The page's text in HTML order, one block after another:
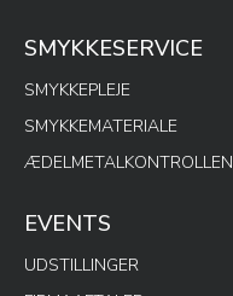
SMYKKESERVICE
SMYKKEPLEJE
SMYKKEMATERIALE
ÆDELMETALKONTROLLEN
EVENTS
UDSTILLINGER